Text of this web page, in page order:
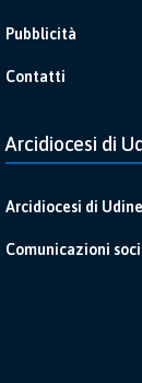
Pubblicità
Contatti
Arcidiocesi di
Arcidiocesi di Udine
Comunicazioni